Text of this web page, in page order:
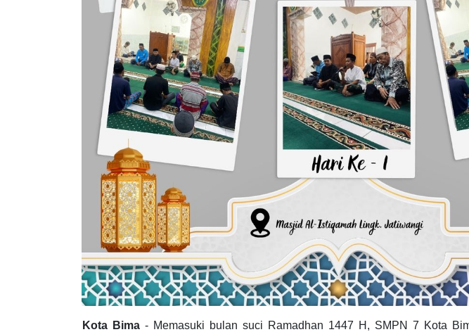
Kota Bima - Memasuki bulan suci Ramadhan 1447 H, SMPN 7 Kota